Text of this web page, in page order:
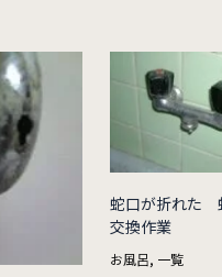
蛇口が折れた
交換作業
お風呂, 一覧